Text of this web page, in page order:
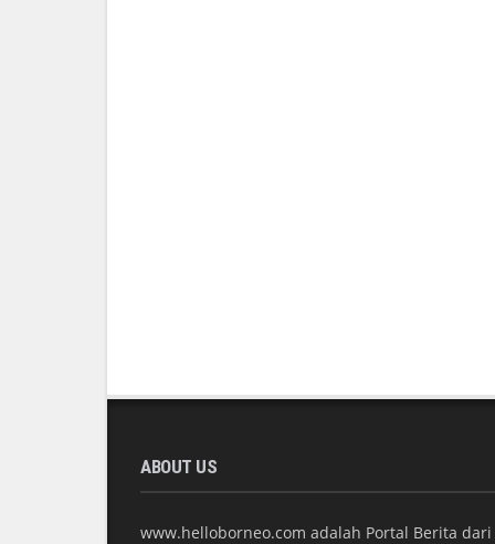
ABOUT US
www.helloborneo.com adalah Portal Berita dari